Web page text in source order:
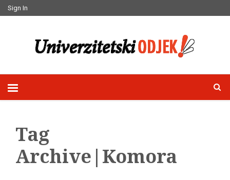
Sign In
Tag
Archive|Komora